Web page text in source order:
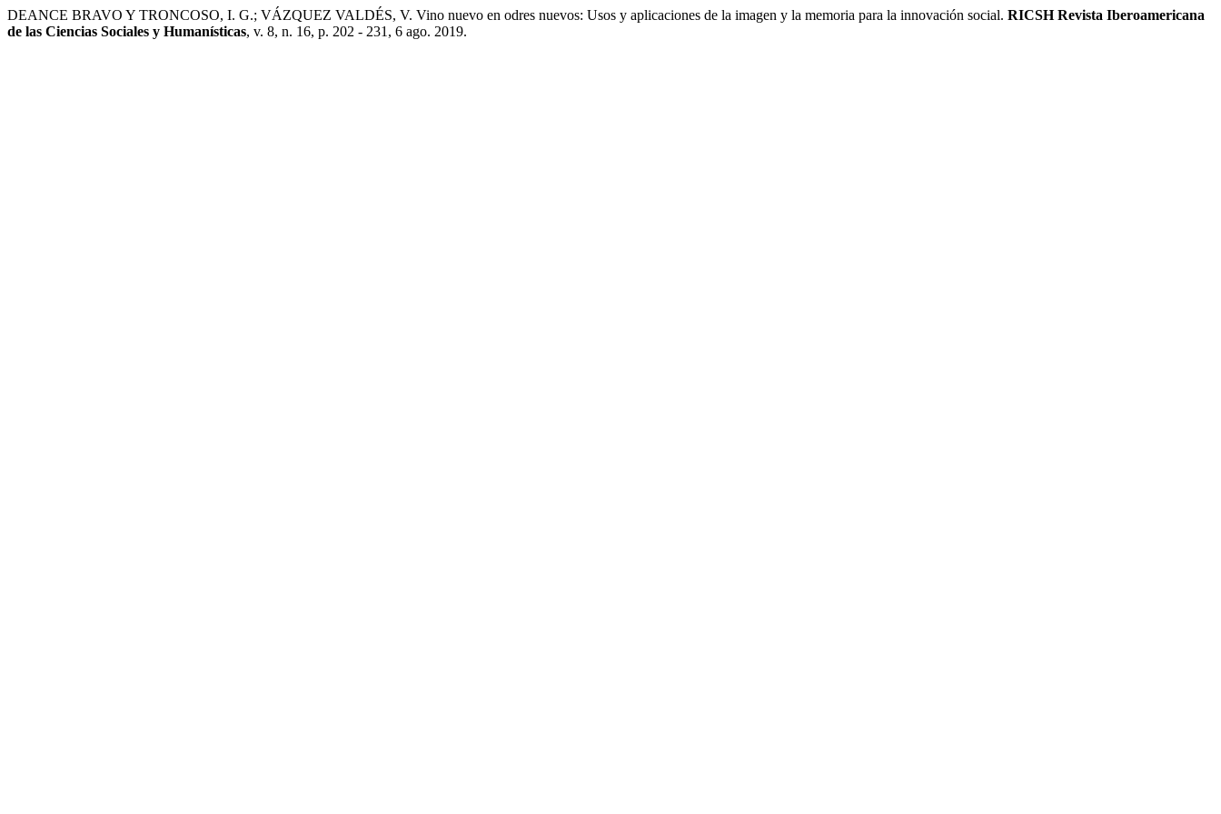
DEANCE BRAVO Y TRONCOSO, I. G.; VÁZQUEZ VALDÉS, V. Vino nuevo en odres nuevos: Usos y aplicaciones de la imagen y la memoria para la innovación social. RICSH Revista Iberoamericana
de las Ciencias Sociales y Humanísticas, v. 8, n. 16, p. 202 - 231, 6 ago. 2019.